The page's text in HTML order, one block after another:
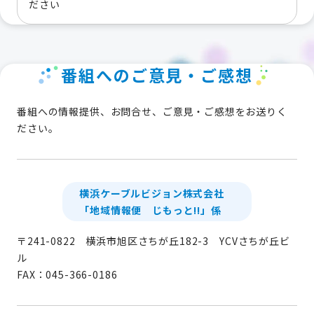
ださい
番組へのご意見・ご感想
番組への情報提供、お問合せ、ご意見・ご感想をお送りく
ださい。
横浜ケーブルビジョン株式会社
「地域情報便 じもっと!!」係
〒241-0822 横浜市旭区さちが丘182-3 YCVさちが丘ビ
ル
FAX：045-366-0186